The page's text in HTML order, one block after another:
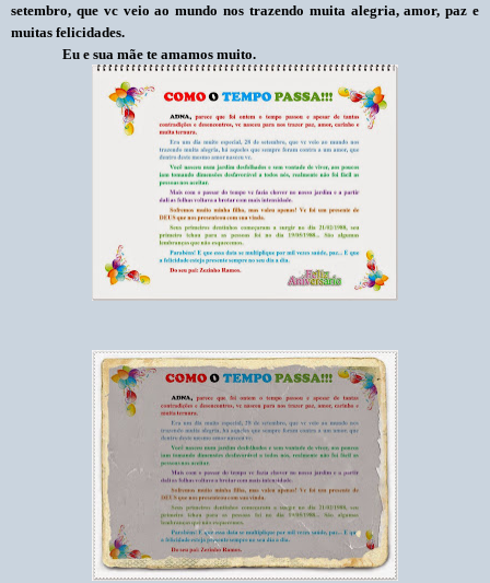
setembro, que vc veio ao mundo nos trazendo muita alegria, amor, paz e
muitas felicidades.
Eu e sua mãe te amamos muito.